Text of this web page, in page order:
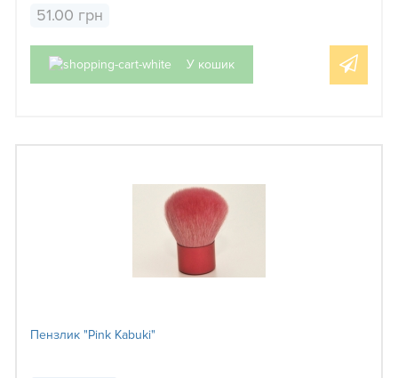
51.00 грн
У кошик
Пензлик "Pink Kabuki"